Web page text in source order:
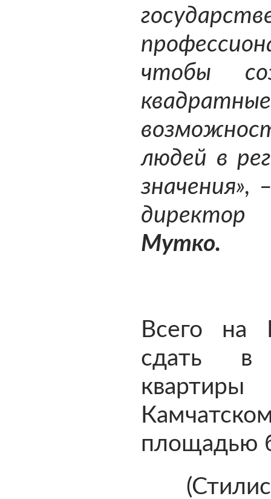
чтобы
людей в
значения»,
Мутко.
Всего на
сдать в
площадью